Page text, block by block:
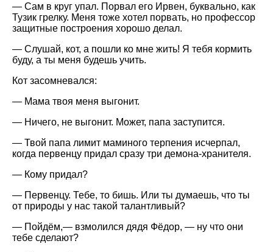
— Сам в круг упал. Порвал его Ирвен, буквально, как
Тузик грелку. Меня тоже хотел порвать, но профессор
защитные построения хорошо делал.
— Слушай, кот, а пошли ко мне жить! Я тебя кормить
буду, а ты меня будешь учить.
Кот засомневался:
— Мама твоя меня выгонит.
— Ничего, не выгонит. Может, папа заступится.
— Твой папа лимит маминого терпения исчерпал,
когда первенцу придал сразу три демона-хранителя.
— Кому придал?
— Первенцу. Тебе, то бишь. Или ты думаешь, что ты
от природы у нас такой талантливый?
— Пойдём,— взмолился дядя Фёдор, — ну что они
тебе сделают?